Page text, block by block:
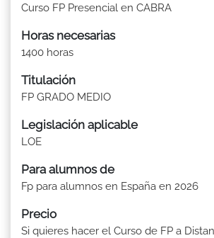
Curso FP Presencial en CABRA
Horas necesarias
1400 horas
Titulación
FP GRADO MEDIO
Legislación aplicable
LOE
Para alumnos de
Fp para alumnos en España en 2026
Precio
Si quieres hacer el Curso de FP a